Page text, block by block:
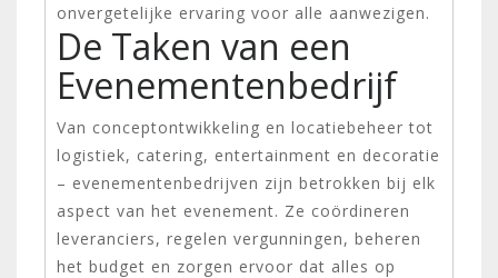
onvergetelijke ervaring voor alle aanwezigen.
De Taken van een
Evenementenbedrijf
Van conceptontwikkeling en locatiebeheer tot
logistiek, catering, entertainment en decoratie
– evenementenbedrijven zijn betrokken bij elk
aspect van het evenement. Ze coördineren
leveranciers, regelen vergunningen, beheren
het budget en zorgen ervoor dat alles op